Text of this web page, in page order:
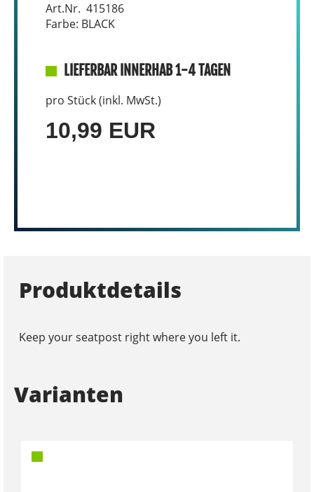
Art.Nr. 415186
Farbe: BLACK
LIEFERBAR INNERHAB 1-4 TAGEN
pro Stück (inkl. MwSt.)
10,99 EUR
Produktdetails
Keep your seatpost right where you left it.
Varianten